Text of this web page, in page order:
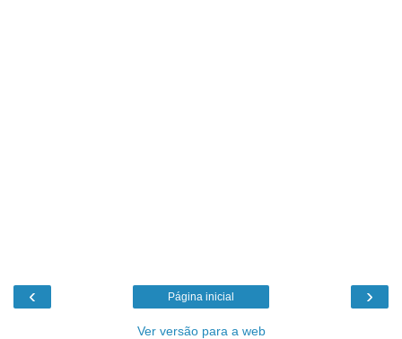
‹ ›
Página inicial
Ver versão para a web